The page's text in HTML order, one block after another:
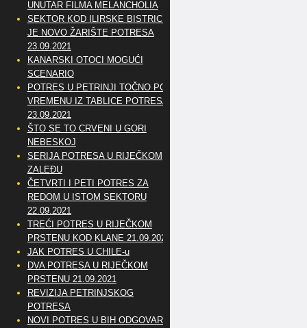
UNUTAR FILMA MELANCHOLIA
SEKTOR KOD ILIRSKE BISTRICE
JE NOVO ŽARIŠTE POTRESA
23.09.2021
KANARSKI OTOCI MOGUĆI
SCENARIO
POTRES U PETRINJI TOČNO PO
VREMENU IZ TABLICE POTRESA
23.09.2021
ŠTO SE TO CRVENI U GORI
NEBESKOJ
SERIJA POTRESA U RIJEČKOM
ZALEĐU
ČETVRTI I PETI POTRES ZA
REDOM U ISTOM SEKTORU
22.09.2021
TREĆI POTRES U RIJEČKOM
PRSTENU KOD KLANE 21.09.2021
JAK POTRES U CHILE-u
DVA POTRESA U RIJEČKOM
PRSTENU 21.09.2021
REVIZIJA PETRINJSKOG
POTRESA
NOVI POTRES U BIH ODGOVARA